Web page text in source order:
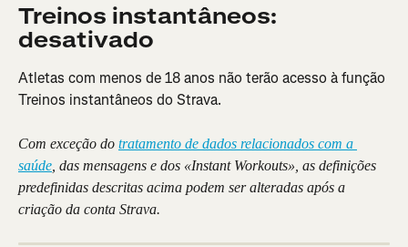
Treinos instantâneos:
desativado
Atletas com menos de 18 anos não terão acesso à função
Treinos instantâneos do Strava.
Com exceção do tratamento de dados relacionados com a
saúde , das mensagens e dos «Instant Workouts», as definições
predefinidas descritas acima podem ser alteradas após a
criação da conta Strava.